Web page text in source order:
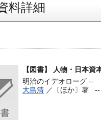
料詳細
【図書】
人物・日本資
明治のイデオローグ --
大島清 ／〔ほか〕著 --